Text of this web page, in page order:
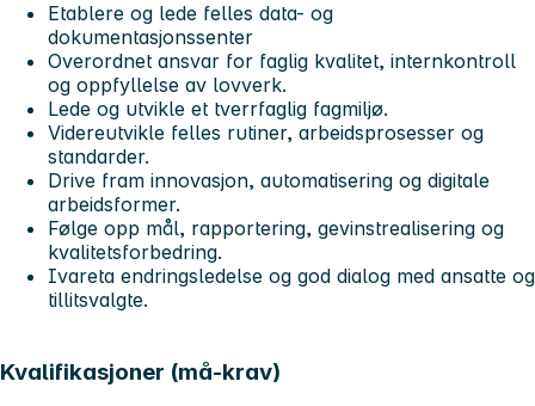
Etablere og lede felles data- og
dokumentasjonssenter
Overordnet ansvar for faglig kvalitet, internkontroll
og oppfyllelse av lovverk.
Lede og utvikle et tverrfaglig fagmiljø.
Videreutvikle felles rutiner, arbeidsprosesser og
standarder.
Drive fram innovasjon, automatisering og digitale
arbeidsformer.
Følge opp mål, rapportering, gevinstrealisering og
kvalitetsforbedring.
Ivareta endringsledelse og god dialog med ansatte og
tillitsvalgte.
Kvalifikasjoner (må‑krav)